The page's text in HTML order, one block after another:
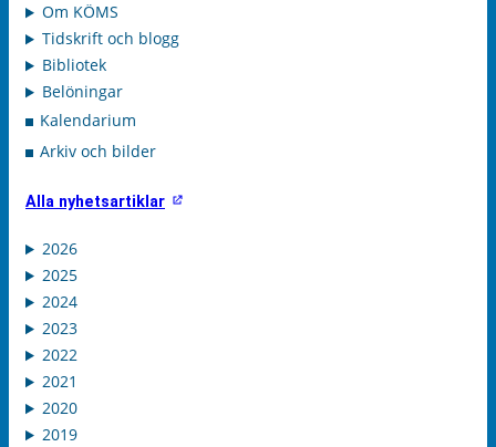
Om KÖMS
Tidskrift och blogg
Bibliotek
Belöningar
Kalendarium
Arkiv och bilder
Alla nyhetsartiklar
2026
2025
2024
2023
2022
2021
2020
2019